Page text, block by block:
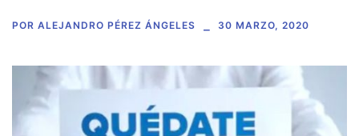
POR ALEJANDRO PÉREZ ÁNGELES 30 MARZO, 2020